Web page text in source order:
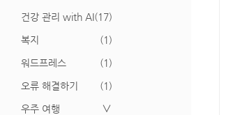
건강 관리 with AI(17)
복지 (1)
워드프레스 (1)
오류 해결하기 (1)
우주 여행 ∨